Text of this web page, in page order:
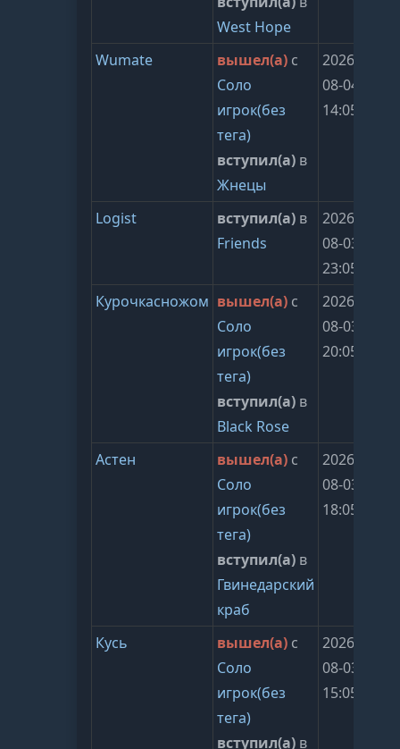
West Hope
Wumate вышел(а) с
Соло
игрок(без
тега)
вступил(а) в
Жнецы
2026-
08-04
14:05:29
Logist вступил(а) в
Friends
2026-
08-03
23:05:25
Курочкасножом вышел(а) с
Соло
игрок(без
тега)
вступил(а) в
Black Rose
2026-
08-03
20:05:23
Астен вышел(а) с
Соло
игрок(без
тега)
вступил(а) в
Гвинедарский
краб
2026-
08-03
18:05:25
Кусь вышел(а) с
Соло
игрок(без
тега)
вступил(а) в
2026-
08-03
15:05:22